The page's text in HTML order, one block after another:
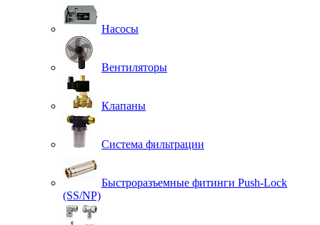
Насосы
Вентиляторы
Клапаны
Система фильтрации
Быстроразъемные фитинги Push-Lock
(SS/NP)